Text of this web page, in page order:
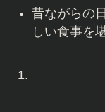
昔ながらの
しい食事を